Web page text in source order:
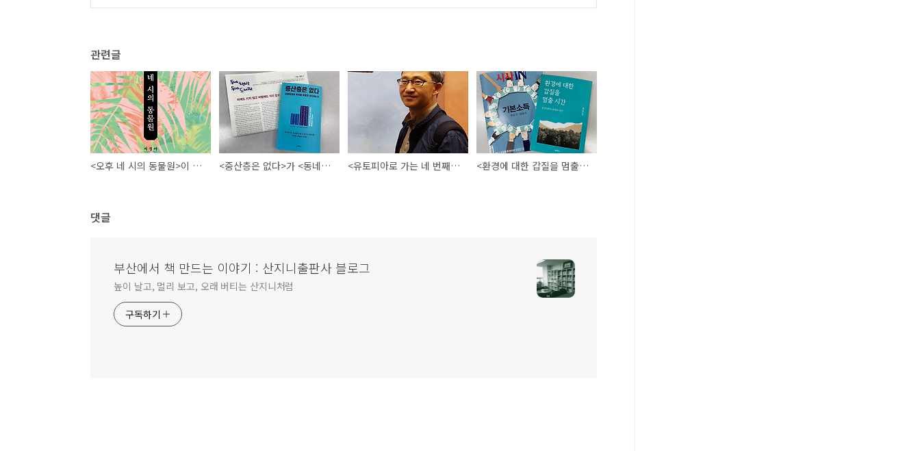
관련글
<오후 네 시의 동물원>이 국제신문에 소개되었습니다! <중산층은 없다>가 <동네책방동네도서관>에 소개되었습니다! <유토피아로 가는 네 번째 방법>이 부산일보에 소개되었습니다! <환경에 대한 갑질을 멈출 시간>이 시사IN에 소개되었습니다!
댓글
부산에서 책 만드는 이야기 : 산지니출판사 블로그
높이 날고, 멀리 보고, 오래 버티는 산지니처럼
구독하기